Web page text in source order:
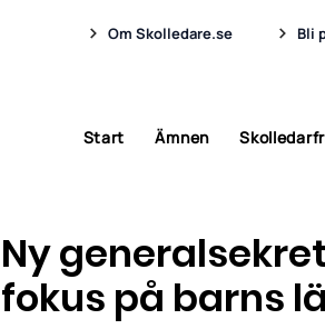
Om Skolledare.se Bli
Start Ämnen
Ny
fokus på barns